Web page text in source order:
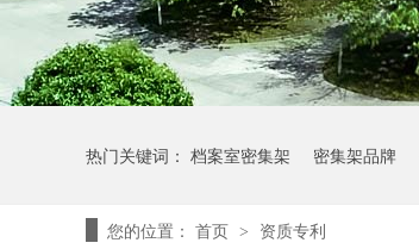
热门关键词： 档案室密集架 密集架品牌
您的位置： 首页 > 资质专利